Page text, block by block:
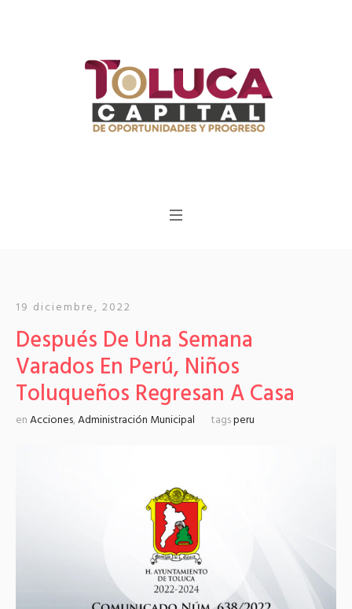
19 diciembre, 2022
Después De Una Semana
Varados En Perú, Niños
Toluqueños Regresan A Casa
enAcciones,Administración Municipal tagsperu